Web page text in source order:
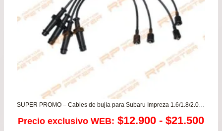
SUPER PROMO – Cables de bujía para Subaru Impreza 1.6/1.8/2.0 – Legacy 1.8/2.0/2.2
Precio exclusivo WEB: $12.900 - $21.500